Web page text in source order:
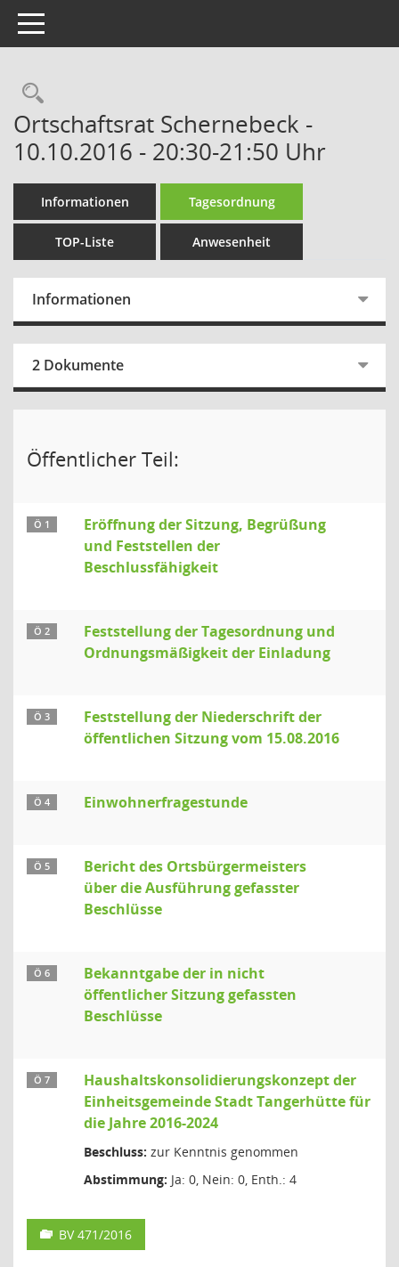
Toggle navigation
Rechercheauswahl
Ortschaftsrat Schernebeck -
10.10.2016 - 20:30-21:50 Uhr
Informationen Tagesordnung
TOP-Liste Anwesenheit
Informationen
2 Dokumente
Öffentlicher Teil:
Ö 1
Eröffnung der Sitzung, Begrüßung
und Feststellen der
Beschlussfähigkeit
Ö 2
Feststellung der Tagesordnung und
Ordnungsmäßigkeit der Einladung
Ö 3
Feststellung der Niederschrift der
öffentlichen Sitzung vom 15.08.2016
Ö 4 Einwohnerfragestunde
Ö 5
Bericht des Ortsbürgermeisters
über die Ausführung gefasster
Beschlüsse
Ö 6
Bekanntgabe der in nicht
öffentlicher Sitzung gefassten
Beschlüsse
Ö 7
Haushaltskonsolidierungskonzept der
Einheitsgemeinde Stadt Tangerhütte für
die Jahre 2016-2024
Beschluss: zur Kenntnis genommen
Abstimmung: Ja: 0, Nein: 0, Enth.: 4
BV 471/2016